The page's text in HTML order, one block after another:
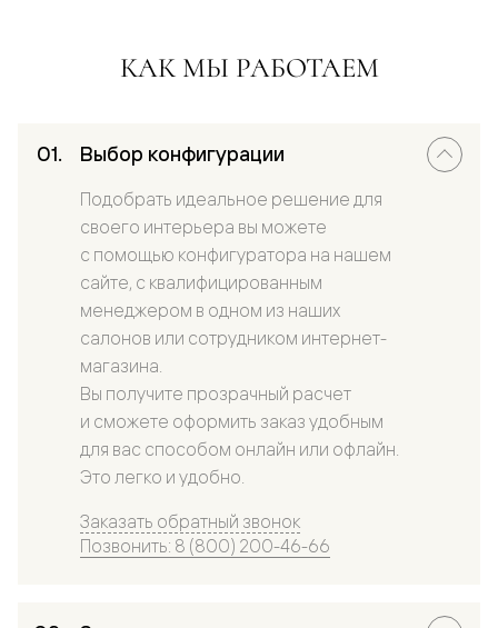
КАК МЫ РАБОТАЕМ
Выбор конфигурации
Подобрать идеальное решение для
своего интерьера вы можете
с помощью конфигуратора на нашем
сайте, с квалифицированным
менеджером в одном из наших
салонов или сотрудником интернет-
магазина.
Вы получите прозрачный расчет
и сможете оформить заказ удобным
для вас способом онлайн или офлайн.
Это легко и удобно.
Заказать обратный звонок
Позвонить: 8 (800) 200-46-66